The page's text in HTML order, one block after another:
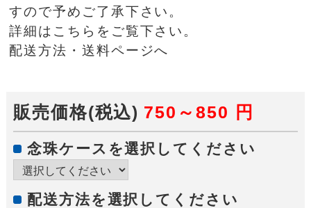
すので予めご了承下さい。
詳細はこちらをご覧下さい。
配送方法・送料ページへ
販売価格(税込) 750～850 円
念珠ケースを選択してください
配送方法を選択してください